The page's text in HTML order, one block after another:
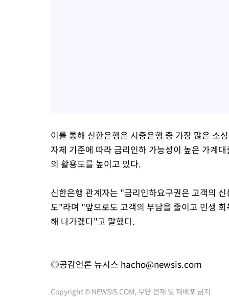
이를 통해 신한은행은 시중은행 중 가장 많은 소
자체 기준에 따라 금리인하 가능성이 높은 가계
의 활용도를 높이고 있다.
신한은행 관계자는 "금리인하요구권은 고객의
도"라며 "앞으로도 고객의 부담을 줄이고 민생
해 나가겠다"고 말했다.
◎공감언론 뉴시스 hacho@newsis.com
Copyright © NEWSIS.COM, 무단 전재 및 재배포 금지